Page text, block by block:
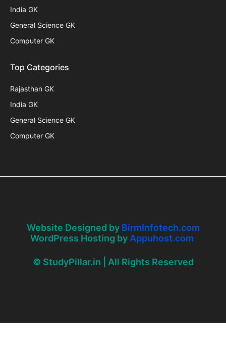
India GK
General Science GK
Computer GK
Top Categories
Rajasthan GK
India GK
General Science GK
Computer GK
Website Designed by BirmInfotech.com
WordPress Hosting by Appuhost.com
© StudyPillar.in | All Rights Reserved